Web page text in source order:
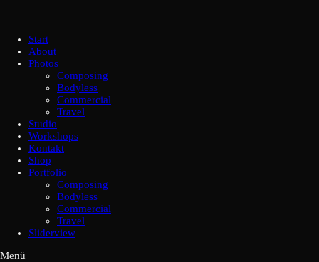
Start
About
Photos
Composing
Bodyless
Commercial
Travel
Studio
Workshops
Kontakt
Shop
Portfolio
Composing
Bodyless
Commercial
Travel
Sliderview
Menü